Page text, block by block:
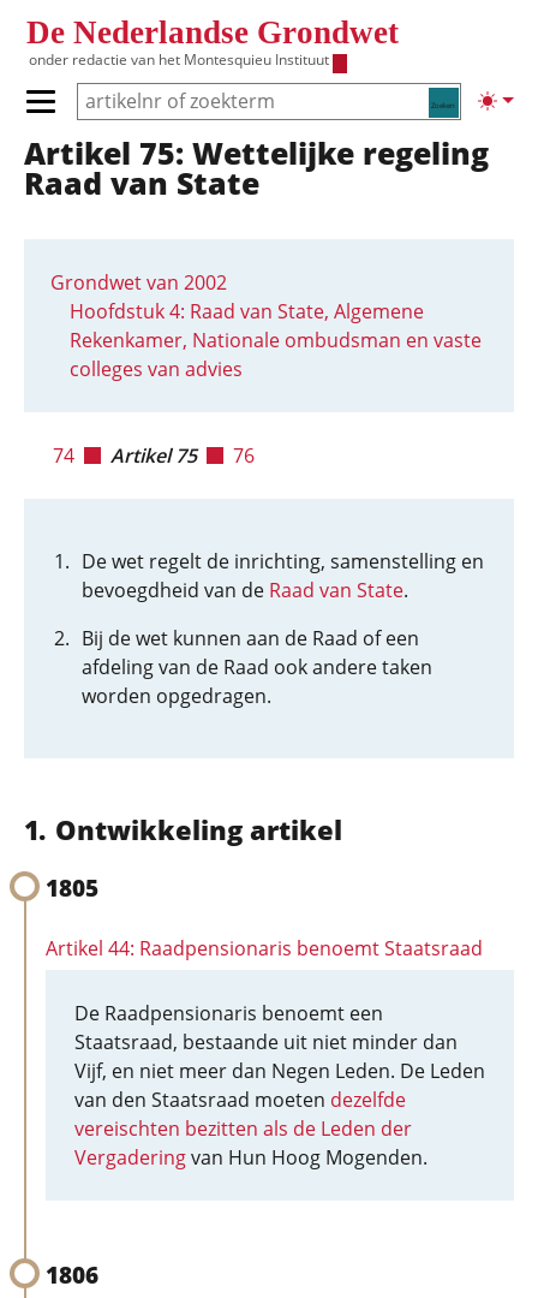
De Nederlandse Grondwet
onder redactie van het Montesquieu Instituut
Zoeken
Primair menu tonen/verbergen
Hoofdnavigatie
Artikel 75: Wettelijke regeling
Raad van State
Grondwet van 2002
Hoofdstuk 4: Raad van State, Algemene
Rekenkamer, Nationale ombudsman en vaste
colleges van advies
74 Artikel 75 76
De wet regelt de inrichting, samenstelling en
bevoegdheid van de Raad van State.
Bij de wet kunnen aan de Raad of een
afdeling van de Raad ook andere taken
worden opgedragen.
Ontwikkeling artikel
1805
Artikel 44: Raadpensionaris benoemt Staatsraad
De Raadpensionaris benoemt een
Staatsraad, bestaande uit niet minder dan
Vijf, en niet meer dan Negen Leden. De Leden
van den Staatsraad moeten dezelfde
vereischten bezitten als de Leden der
Vergaderingvan Hun Hoog Mogenden.
1806